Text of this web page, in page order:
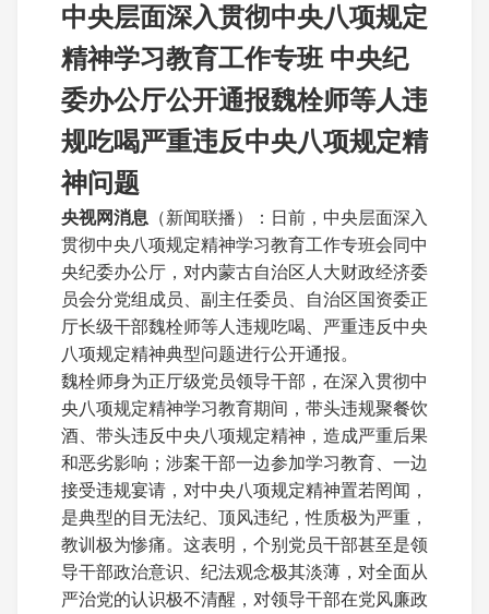
中央层面深入贯彻中央八项规定
精神学习教育工作专班 中央纪
委办公厅公开通报魏栓师等人违
规吃喝严重违反中央八项规定精
神问题
央视网消息 （新闻联播）：日前，中央层面深入
贯彻中央八项规定精神学习教育工作专班会同中
央纪委办公厅，对内蒙古自治区人大财政经济委
员会分党组成员、副主任委员、自治区国资委正
厅长级干部魏栓师等人违规吃喝、严重违反中央
八项规定精神典型问题进行公开通报。
魏栓师身为正厅级党员领导干部，在深入贯彻中
央八项规定精神学习教育期间，带头违规聚餐饮
酒、带头违反中央八项规定精神，造成严重后果
和恶劣影响；涉案干部一边参加学习教育、一边
接受违规宴请，对中央八项规定精神置若罔闻，
是典型的目无法纪、顶风违纪，性质极为严重，
教训极为惨痛。这表明，个别党员干部甚至是领
导干部政治意识、纪法观念极其淡薄，对全面从
严治党的认识极不清醒，对领导干部在党风廉政